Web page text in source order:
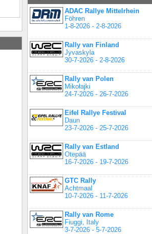
ADAC Rallye Mittelrhein
Föhren
1-8-2026 - 2-8-2026
Rally van Finland
Jyvaskyla
30-7-2026 - 2-8-2026
Rally van Polen
Mikołajki
24-7-2026 - 26-7-2026
Eifel Rallye Festival
Daun
23-7-2026 - 25-7-2026
Rally van Estland
Otepää
16-7-2026 - 19-7-2026
GTC Rally
Achtmaal
10-7-2026 - 11-7-2026
Rally van Rome
Fiuggi, Italy
3-7-2026 - 5-7-2026